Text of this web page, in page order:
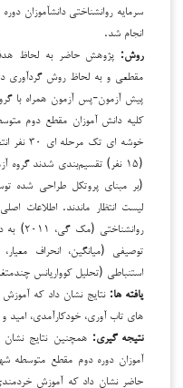
انجام شد.
روش: پژوهش حاضر به لحاظ هدف
مقطعی و به لحاظ روش گردآوری
پیش آزمون-پس آزمون همراه با
کلیه دانش آموزان مقطع دوم
(بر مبنای پروتکل طراحی شده
لیست انتظار ماندند. اطلاعات
توصیفی (میانگین، انحراف
استنباطی (تحلیل کوواریانس
یافته ها: نتایج نشان داد که
های تاب آوری، خودکارآمدی،
نتیجه گیری: همچنین نتایج نشان
آموزان دوره دوم مقطع متوسطه
حاضر نشان داد که آموزش